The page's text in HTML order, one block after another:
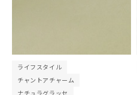
ライフスタイル
チャントアチャーム
ナチュラグラッセ